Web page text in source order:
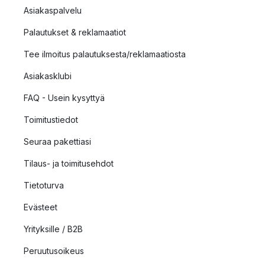
Asiakaspalvelu
Palautukset & reklamaatiot
Tee ilmoitus palautuksesta/reklamaatiosta
Asiakasklubi
FAQ - Usein kysyttyä
Toimitustiedot
Seuraa pakettiasi
Tilaus- ja toimitusehdot
Tietoturva
Evästeet
Yrityksille / B2B
Peruutusoikeus